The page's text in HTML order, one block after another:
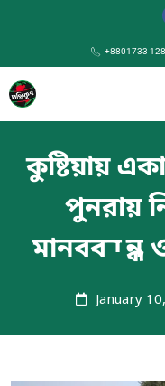
+8801733
কুষ্টিয়ায়
পুনরায়
মানববন্ধন
January